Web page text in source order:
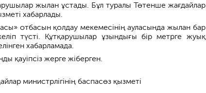
жылан ұстады. Бұл туралы Төтенше жағдайлар
хабарлады.
отбасын қолдау мекемесінің ауласында жылан бар
түсті. Құтқарушылар ұзындығы бір метрге жуық
хабарламада.
қауіпсіз жерге жіберген.
министрлігінің баспасөз қызметі